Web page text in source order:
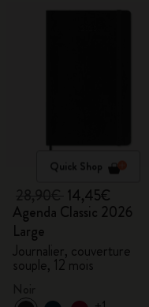
Quick Shop
14,45€
Agenda Classic 2026
Large
Journalier, couverture
souple, 12 mois